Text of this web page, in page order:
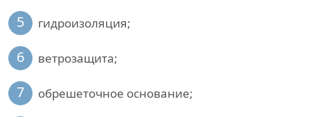
5 гидроизоляция;
6 ветрозащита;
7 обрешеточное основание;